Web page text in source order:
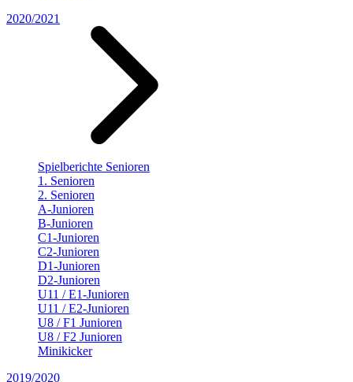
2020/2021
Spielberichte Senioren
1. Senioren
2. Senioren
A-Junioren
B-Junioren
C1-Junioren
C2-Junioren
D1-Junioren
D2-Junioren
U11 / E1-Junioren
U11 / E2-Junioren
U8 / F1 Junioren
U8 / F2 Junioren
Minikicker
2019/2020